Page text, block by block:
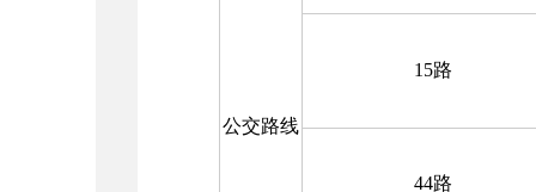
公交路线
15路
44路